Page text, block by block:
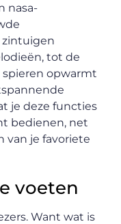
nasa-
tot de
opwarmt
je deze functies
bedienen, net
van je favoriete
voeten
Want wat is